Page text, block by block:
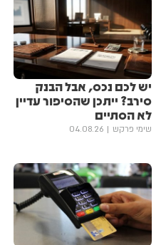
יש לכם נכס, אבל הבנק
סירב? ייתכן שהסיפור עדיין
לא הסתיים
שימי פרקש 04.08.26